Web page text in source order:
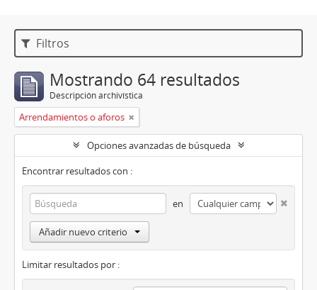
Filtros
Mostrando 64 resultados
Descripción archivística
Arrendamientos o aforos
Opciones avanzadas de búsqueda
Encontrar resultados con :
en
Añadir nuevo criterio
Limitar resultados por :